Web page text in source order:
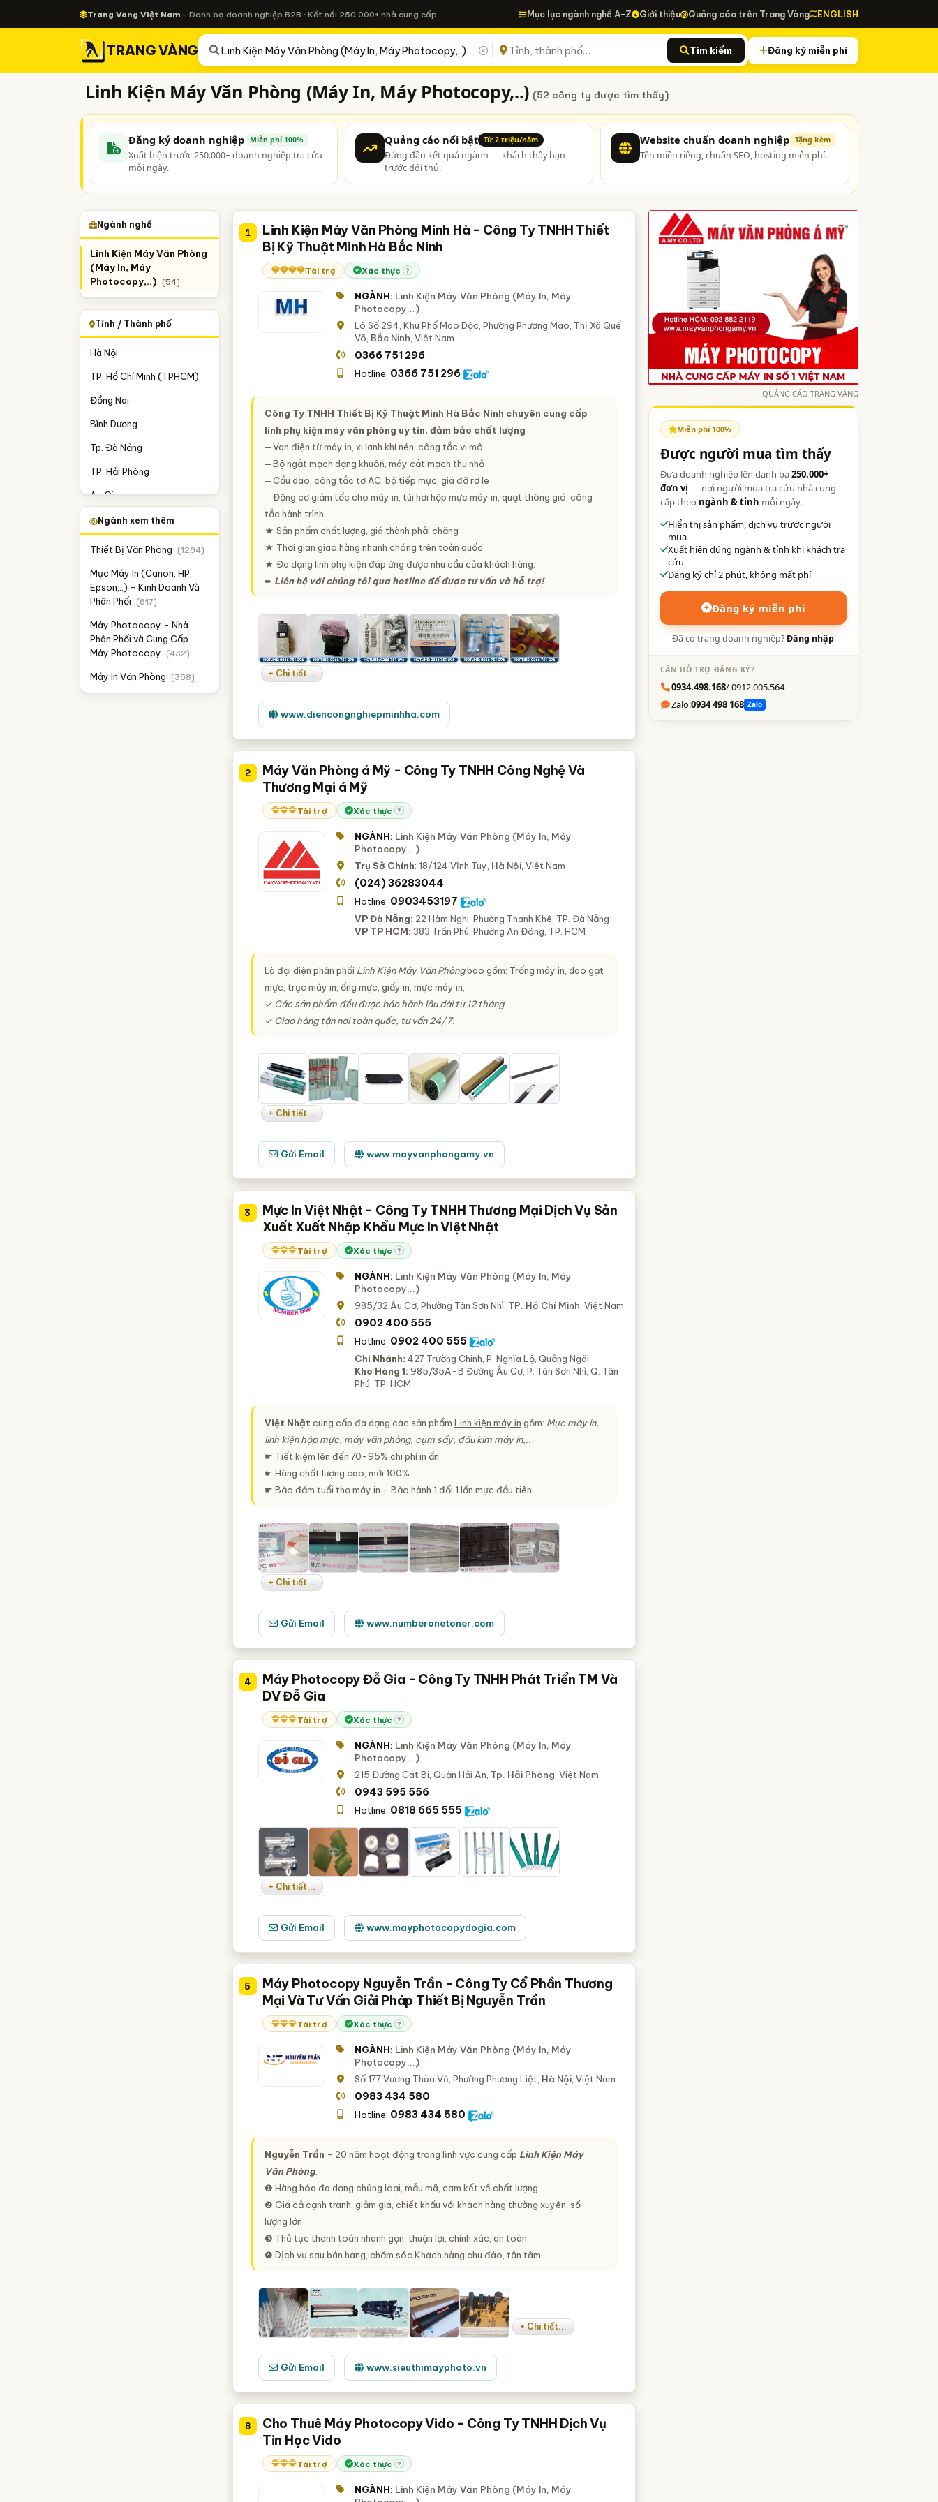
Trang Vàng Việt Nam— Danh bạ doanh nghiệp B2B · Kết nối 250.000+ nhà cung cấp Mục lục ngành nghề A-Z Giới thiệu Quảng cáo trên Trang Vàng ENGLISH
TRANG VÀNG Tìm kiếm Đăng ký miễn phí
Linh Kiện Máy Văn Phòng (Máy In, Máy Photocopy,..) (52 công ty được tìm thấy)
Đăng ký doanh nghiệp Miễn phí 100%
Xuất hiện trước 250.000+ doanh nghiệp tra cứu
mỗi ngày.
Quảng cáo nổi bật Từ 2 triệu/năm
Đứng đầu kết quả ngành — khách thấy bạn
trước đối thủ.
Website chuẩn doanh nghiệp Tặng kèm
Tên miền riêng, chuẩn SEO, hosting miễn phí.
Ngành nghề
Linh Kiện Máy Văn Phòng
(Máy In, Máy
Photocopy,..) (54)
Tỉnh / Thành phố
Hà Nội
TP. Hồ Chí Minh (TPHCM)
Đồng Nai
Bình Dương
Tp. Đà Nẵng
TP. Hải Phòng
An Giang
Bắc Ninh
Phú Thọ
Bắc Giang
Ngành xem thêm
Thiết Bị Văn Phòng (1264)
Mực Máy In (Canon, HP,
Epson,..) - Kinh Doanh Và
Phân Phối (617)
Máy Photocopy - Nhà
Phân Phối và Cung Cấp
Máy Photocopy (432)
Máy In Văn Phòng (358)
1
Linh Kiện Máy Văn Phòng Minh Hà - Công Ty TNHH Thiết
Bị Kỹ Thuật Minh Hà Bắc Ninh
Tài trợ Xác thực ?
NGÀNH: Linh Kiện Máy Văn Phòng (Máy In, Máy
Photocopy,..)
Lô Số 294, Khu Phố Mao Dộc, Phường Phượng Mao, Thị Xã Quế
Võ, Bắc Ninh , Việt Nam
0366 751 296
Hotline: 0366 751 296
Công Ty TNHH Thiết Bị Kỹ Thuật Minh Hà Bắc Ninh chuyên cung cấp
linh phụ kiện máy văn phòng uy tín, đảm bảo chất lượng
─ Van điện từ máy in, xi lanh khí nén, công tắc vi mô
─ Bộ ngắt mạch dạng khuôn, máy cắt mạch thu nhỏ
─ Cầu dao, công tắc tơ AC, bộ tiếp mực, giá đỡ rơ le
─ Động cơ giảm tốc cho máy in, túi hơi hộp mực máy in, quạt thông gió, công
tắc hành trình,..
★ Sản phẩm chất lượng, giá thành phải chăng
★ Thời gian giao hàng nhanh chóng trên toàn quốc
★ Đa dạng linh phụ kiện đáp ứng được nhu cầu của khách hàng.
➨ Liên hệ với chúng tôi qua hotline để được tư vấn và hỗ trợ!
+ Chi tiết...
www.diencongnghiepminhha.com
2
Máy Văn Phòng á Mỹ - Công Ty TNHH Công Nghệ Và
Thương Mại á Mỹ
Tài trợ Xác thực ?
NGÀNH: Linh Kiện Máy Văn Phòng (Máy In, Máy
Photocopy,..)
Trụ Sở Chính: 18/124 Vĩnh Tuy, Hà Nội, Việt Nam
(024) 36283044
Hotline: 0903453197
VP Đà Nẵng: 22 Hàm Nghi, Phường Thanh Khê, TP. Đà Nẵng
VP TP HCM: 383 Trần Phú, Phường An Đông, TP. HCM
Là đại diện phân phối Linh Kiện Máy Văn Phòngbao gồm: Trống máy in, dao gạt
mực, trục máy in, ống mực, giấy in, mực máy in,..
✓ Các sản phẩm đều được bảo hành lâu dài từ 12 tháng
✓ Giao hàng tận nơi toàn quốc, tư vấn 24/7.
+ Chi tiết...
Gửi Email www.mayvanphongamy.vn
3
Mực In Việt Nhật - Công Ty TNHH Thương Mại Dịch Vụ Sản
Xuất Xuất Nhập Khẩu Mực In Việt Nhật
Tài trợ Xác thực ?
NGÀNH: Linh Kiện Máy Văn Phòng (Máy In, Máy
Photocopy,..)
985/32 Âu Cơ, Phường Tân Sơn Nhì, TP. Hồ Chí Minh , Việt Nam
0902 400 555
Hotline: 0902 400 555
Chi Nhánh: 427 Trường Chinh, P. Nghĩa Lộ, Quảng Ngãi
Kho Hàng 1: 985/35A-B Đường Âu Cơ, P. Tân Sơn Nhì, Q. Tân
Phú, TP. HCM
Việt Nhật cung cấp đa dạng các sản phẩm Linh kiện máy in gồm: Mực máy in,
linh kiện hộp mực, máy văn phòng, cụm sấy, đầu kim máy in,..
☛ Tiết kiệm lên đến 70-95% chi phí in ấn
☛ Hàng chất lượng cao, mới 100%
☛ Bảo đảm tuổi thọ máy in - Bảo hành 1 đổi 1 lần mực đầu tiên.
+ Chi tiết...
Gửi Email www.numberonetoner.com
4
Máy Photocopy Đỗ Gia - Công Ty TNHH Phát Triển TM Và
DV Đỗ Gia
Tài trợ Xác thực ?
NGÀNH: Linh Kiện Máy Văn Phòng (Máy In, Máy
Photocopy,..)
215 Đường Cát Bi, Quận Hải An, Tp. Hải Phòng , Việt Nam
0943 595 556
Hotline: 0818 665 555
+ Chi tiết...
Gửi Email www.mayphotocopydogia.com
5
Máy Photocopy Nguyễn Trần - Công Ty Cổ Phần Thương
Mại Và Tư Vấn Giải Pháp Thiết Bị Nguyễn Trần
Tài trợ Xác thực ?
NGÀNH: Linh Kiện Máy Văn Phòng (Máy In, Máy
Photocopy,..)
Số 177 Vương Thừa Vũ, Phường Phương Liệt, Hà Nội, Việt Nam
0983 434 580
Hotline: 0983 434 580
Nguyễn Trần - 20 năm hoạt động trong lĩnh vực cung cấp Linh Kiện Máy
Văn Phòng.
❶ Hàng hóa đa dạng chủng loại, mẫu mã, cam kết về chất lượng
❷ Giá cả cạnh tranh, giảm giá, chiết khấu với khách hàng thường xuyên, số
lượng lớn
❸ Thủ tục thanh toán nhanh gọn, thuận lợi, chính xác, an toàn
❹ Dịch vụ sau bán hàng, chăm sóc Khách hàng chu đáo, tận tâm.
+ Chi tiết...
Gửi Email www.sieuthimayphoto.vn
6
Cho Thuê Máy Photocopy Vido - Công Ty TNHH Dịch Vụ
Tin Học Vido
Tài trợ Xác thực ?
NGÀNH: Linh Kiện Máy Văn Phòng (Máy In, Máy
QUẢNG CÁO TRANG VÀNG
Miễn phí 100%
Được người mua tìm thấy
Đưa doanh nghiệp lên danh bạ250.000+
đơn vị — nơi người mua tra cứu nhà cung
cấp theo ngành & tỉnh mỗi ngày.
Hiển thị sản phẩm, dịch vụ trước người
mua
Xuất hiện đúng ngành & tỉnh khi khách tra
cứu
Đăng ký chỉ 2 phút, không mất phí
Đăng ký miễn phí
Đã có trang doanh nghiệp?Đăng nhập
CẦN HỖ TRỢ ĐĂNG KÝ?
0934.498.168/ 0912.005.564
Zalo:0934 498 168 Zalo